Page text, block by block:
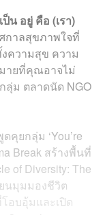
เป็น อยู่ คือ (เรา)
กาลสุขภาพใจที่
ความสุข ความ
ายที่คุณอาจไม่
ลุ่ม ตลาดนัด NGO
ยกลุ่ม ‘You’re
Break สร้างพื้นที่
of Diversity: The
ยนมุมมองชีวิต
อบอุ้มและเปิด